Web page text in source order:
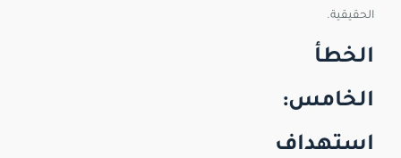
الحقيقية.
الخطأ
الخامس:
استهداف